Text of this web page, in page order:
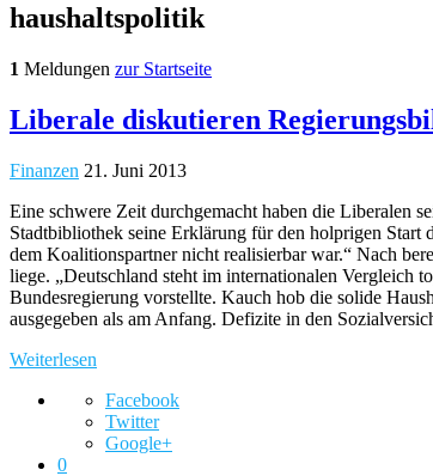
haushaltspolitik
1 Meldungen zur Startseite
Liberale diskutieren
Finanzen 21. Juni 2013
Eine schwere Zeit durchgemacht haben die Liberalen
Stadtbibliothek seine Erklärung für den holprigen Start
dem Koalitionspartner nicht realisierbar war.“ Nach
liege. „Deutschland steht im internationalen Vergleich
Bundesregierung vorstellte. Kauch hob die solide
ausgegeben als am Anfang. Defizite in den
Weiterlesen
Facebook
Twitter
Google+
0